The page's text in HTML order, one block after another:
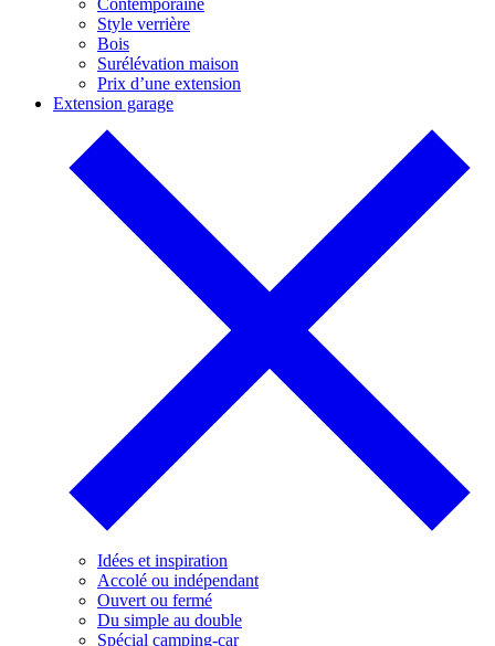
Contemporaine
Style verrière
Bois
Surélévation maison
Prix d’une extension
Extension garage
Idées et inspiration
Accolé ou indépendant
Ouvert ou fermé
Du simple au double
Spécial camping-car